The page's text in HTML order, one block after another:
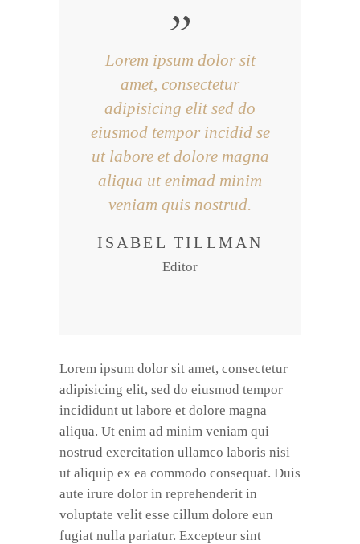
Lorem ipsum dolor sit
amet, consectetur
adipisicing elit sed do
eiusmod tempor incidid se
ut labore et dolore magna
aliqua ut enimad minim
veniam quis nostrud.
ISABEL TILLMAN
Editor
Lorem ipsum dolor sit amet, consectetur
adipisicing elit, sed do eiusmod tempor
incididunt ut labore et dolore magna
aliqua. Ut enim ad minim veniam qui
nostrud exercitation ullamco laboris nisi
ut aliquip ex ea commodo consequat. Duis
aute irure dolor in reprehenderit in
voluptate velit esse cillum dolore eun
fugiat nulla pariatur. Excepteur sint